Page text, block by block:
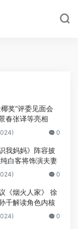
奖”评委见面会
春张译等亮相
0
我妈妈》阵容披
白客将饰演夫妻
0
《烟火人家》 徐
千解读角色内核
0